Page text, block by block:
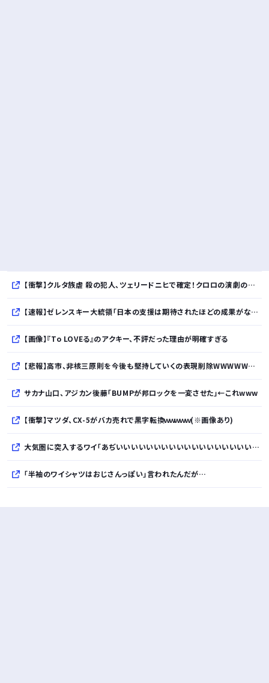
【衝撃】クルタ族虐 殺の犯人、ツェリードニヒで確定！クロロの演劇のせいで2人も無駄死ににwwww
【速報】ゼレンスキー大統領「日本の支援は期待されたほどの成果がない」WWWWWWWWWWW
【画像】『To LOVEる』のアクキー、不評だった理由が明確すぎる
【悲報】高市、非核三原則を今後も堅持していくの表現削除WWWWWWWWWWWWWWWWWWWWWWWWWWWWWWWWWWWWWWWWWW
サカナ山口、アジカン後藤「BUMPが邦ロックを一変させた」←これwww
【衝撃】マツダ、CX-5がバカ売れで黒字転換ｗｗｗｗｗ(※画像あり)
大気圏に突入するワイ「あぢいいいいいいいいいいいいいいいいいい！！！！」
「半袖のワイシャツはおじさんっぽい」言われたんだが…